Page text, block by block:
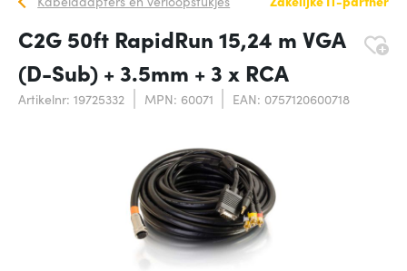
C2G 50ft RapidRun 15,24 m VGA
(D-Sub) + 3.5mm + 3 x RCA
Artikelnr: 19725332 MPN: 60071 EAN: 0757120600718